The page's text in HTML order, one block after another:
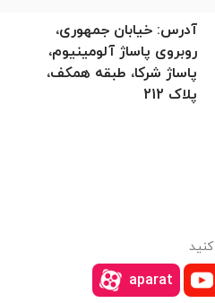
آدرس: خیابان جمهوری،
روبروی پاساژ آلومینیوم،
پاساژ شرکا، طبقه همکف،
پلاک 212
aparat